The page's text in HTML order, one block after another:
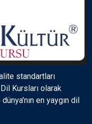
standartları
Kursları olarak
en yaygın dil